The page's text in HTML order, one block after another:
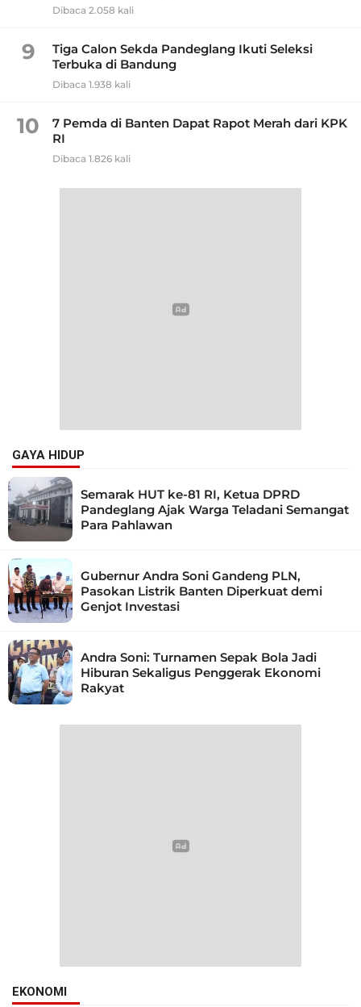
Dibaca 2.058 kali
9
Tiga Calon Sekda Pandeglang Ikuti Seleksi
Terbuka di Bandung
Dibaca 1.938 kali
10
7 Pemda di Banten Dapat Rapot Merah dari KPK
RI
Dibaca 1.826 kali
GAYA HIDUP
Semarak HUT ke-81 RI, Ketua DPRD
Pandeglang Ajak Warga Teladani Semangat
Para Pahlawan
Gubernur Andra Soni Gandeng PLN,
Pasokan Listrik Banten Diperkuat demi
Genjot Investasi
Andra Soni: Turnamen Sepak Bola Jadi
Hiburan Sekaligus Penggerak Ekonomi
Rakyat
EKONOMI